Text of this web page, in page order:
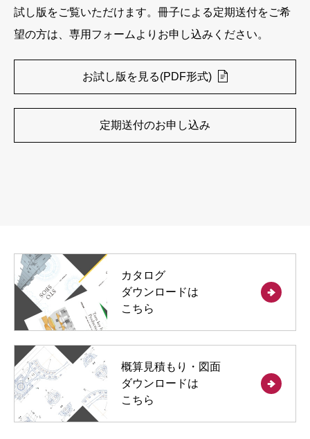
試し版をご覧いただけます。冊子による定期送付をご希
望の方は、専用フォームよりお申し込みください。
お試し版を見る(PDF形式)
定期送付のお申し込み
カタログ
ダウンロードは
こちら
概算見積もり・図面
ダウンロードは
こちら